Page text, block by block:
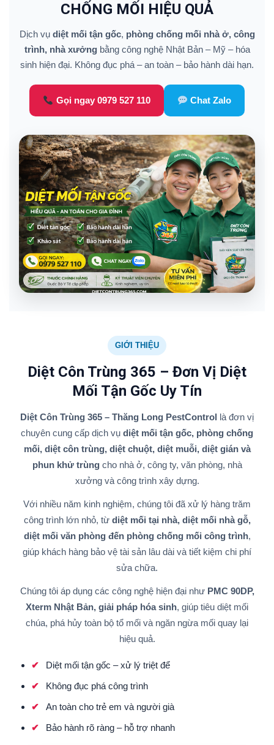
CHỐNG MỐI HIỆU QUẢ
Dịch vụ diệt mối tận gốc, phòng chống mối nhà ở, công
trình, nhà xưởngbằng công nghệ Nhật Bản – Mỹ – hóa
sinh hiện đại. Không đục phá – an toàn – bảo hành dài hạn.
Gọi ngay 0979 527 110 Chat Zalo
GIỚI THIỆU
Diệt Côn Trùng 365 – Đơn Vị Diệt
Mối Tận Gốc Uy Tín
Diệt Côn Trùng 365 – Thăng Long PestControl là đơn vị
chuyên cung cấp dịch vụ diệt mối tận gốc, phòng chống
mối, diệt côn trùng, diệt chuột, diệt muỗi, diệt gián và
phun khử trùngcho nhà ở, công ty, văn phòng, nhà
xưởng và công trình xây dựng.
Với nhiều năm kinh nghiệm, chúng tôi đã xử lý hàng trăm
công trình lớn nhỏ, từ diệt mối tại nhà, diệt mối nhà gỗ,
diệt mối văn phòng đến phòng chống mối công trình,
giúp khách hàng bảo vệ tài sản lâu dài và tiết kiệm chi phí
sửa chữa.
Chúng tôi áp dụng các công nghệ hiện đại như PMC 90DP,
Xterm Nhật Bản, giải pháp hóa sinh, giúp tiêu diệt mối
chúa, phá hủy toàn bộ tổ mối và ngăn ngừa mối quay lại
hiệu quả.
Diệt mối tận gốc – xử lý triệt để
Không đục phá công trình
An toàn cho trẻ em và người già
Bảo hành rõ ràng – hỗ trợ nhanh